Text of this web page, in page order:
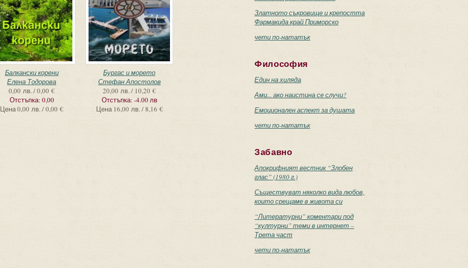
Балкански корени
Елена Тодорова
0,00 лв. / 0,00 €
Отстъпка: 0,00
Цена0,00 лв. / 0,00 €
Бургас и морето
Стефан Апостолов
20,00 лв. / 10,20 €
Отстъпка: -4.00 лв
Цена 16,00 лв. / 8,16 €
Златното съкровище и крепостта
Фармакида край Приморско
чети по-нататък
Философия
Един на хиляда
Ами... ако наистина се случи?
Емоционален аспект за душата
чети по-нататък
Забавно
Апокрифният вестник “Злобен
глас” (1980 г.)
Съществуват няколко вида любов,
които срещаме в живота си
“Литературни” коментари под
“културни” теми в интернет –
Трета част
чети по-нататък